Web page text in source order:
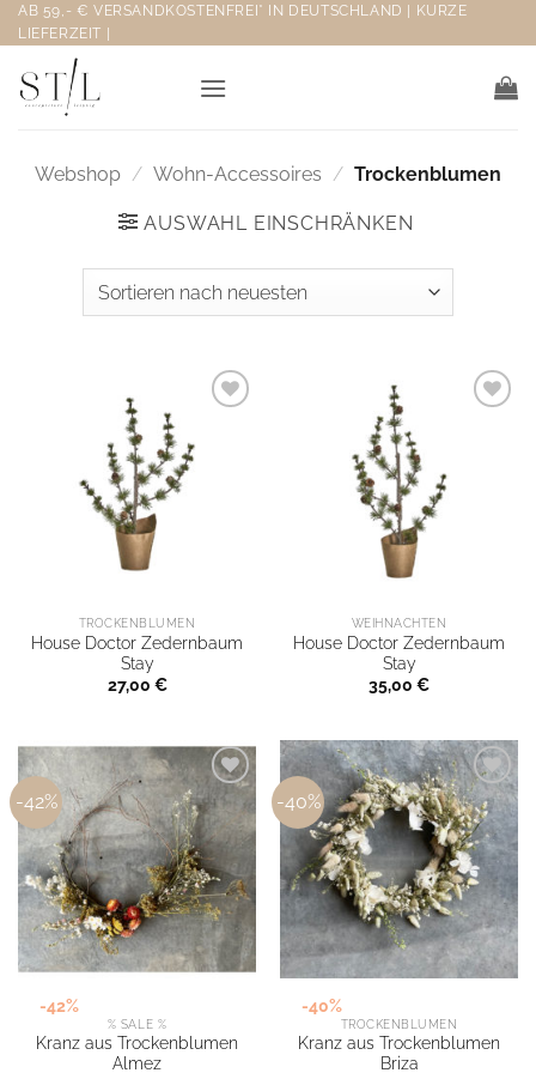
Zum
Inhalt
springen
AB 59,- € VERSANDKOSTENFREI* IN DEUTSCHLAND | KURZE
LIEFERZEIT |
Webshop / Wohn-Accessoires / Trockenblumen
AUSWAHL EINSCHRÄNKEN
TROCKENBLUMEN
House Doctor Zedernbaum
Stay
27,00 €
WEIHNACHTEN
House Doctor Zedernbaum
Stay
35,00 €
-42%
-42%
% SALE %
Kranz aus Trockenblumen
Almez
-40%
-40%
TROCKENBLUMEN
Kranz aus Trockenblumen
Briza